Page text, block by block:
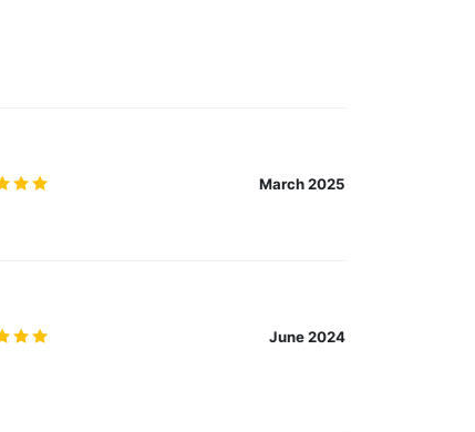
March 2025
June 2024